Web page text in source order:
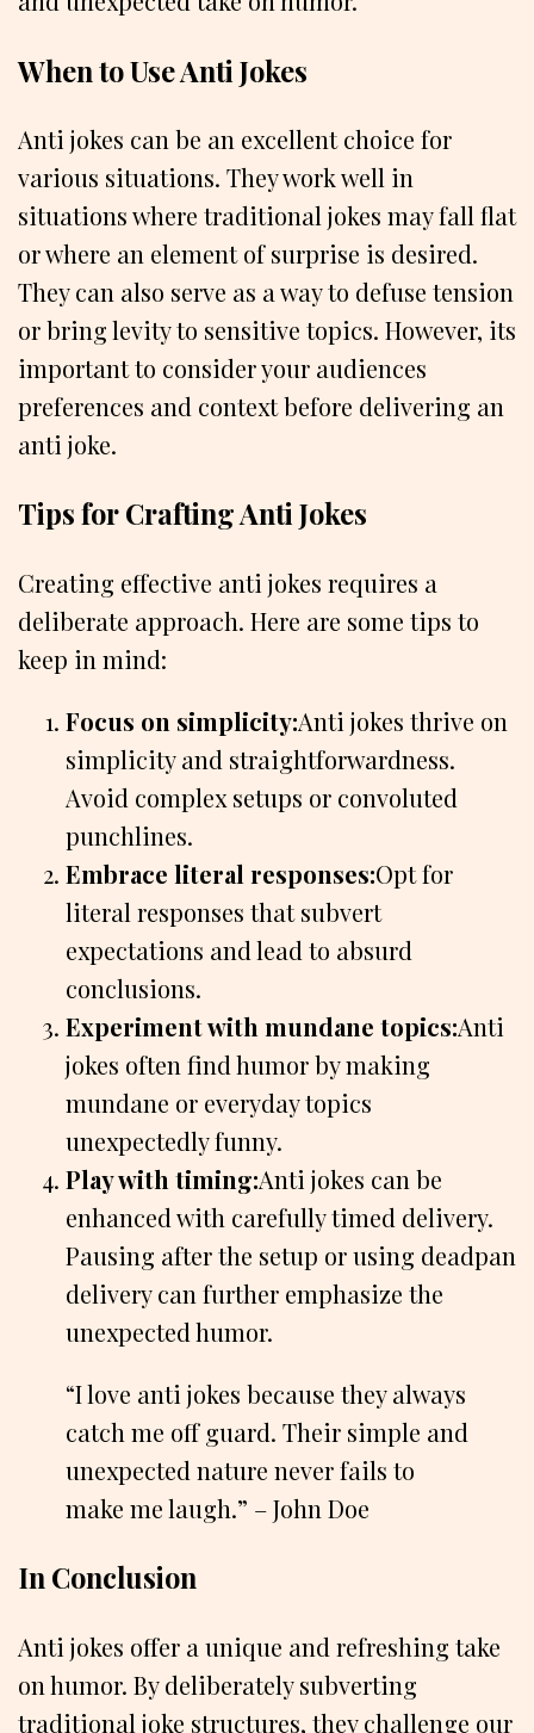
When to Use Anti Jokes
Anti jokes can be an excellent choice for
various situations. They work well in
situations where traditional jokes may fall flat
or where an element of surprise is desired.
They can also serve as a way to defuse tension
or bring levity to sensitive topics. However, its
important to consider your audiences
preferences and context before delivering an
anti joke.
Tips for Crafting Anti Jokes
Creating effective anti jokes requires a
deliberate approach. Here are some tips to
keep in mind:
Focus on simplicity:Anti jokes thrive on
simplicity and straightforwardness.
Avoid complex setups or convoluted
punchlines.
Embrace literal responses:Opt for
literal responses that subvert
expectations and lead to absurd
conclusions.
Experiment with mundane topics:Anti
jokes often find humor by making
mundane or everyday topics
unexpectedly funny.
Play with timing:Anti jokes can be
enhanced with carefully timed delivery.
Pausing after the setup or using deadpan
delivery can further emphasize the
unexpected humor.
“I love anti jokes because they always
catch me off guard. Their simple and
unexpected nature never fails to
make me laugh.” – John Doe
In Conclusion
Anti jokes offer a unique and refreshing take
on humor. By deliberately subverting
traditional joke structures, they challenge our